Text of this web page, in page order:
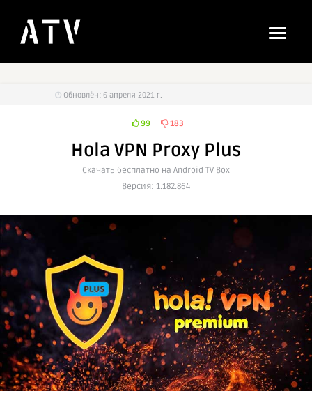
Обновлён: 6 апреля 2021 г.
99 183
Hola VPN Proxy Plus
Cкачать бесплатно на Android TV Box
Версия: 1.182.864